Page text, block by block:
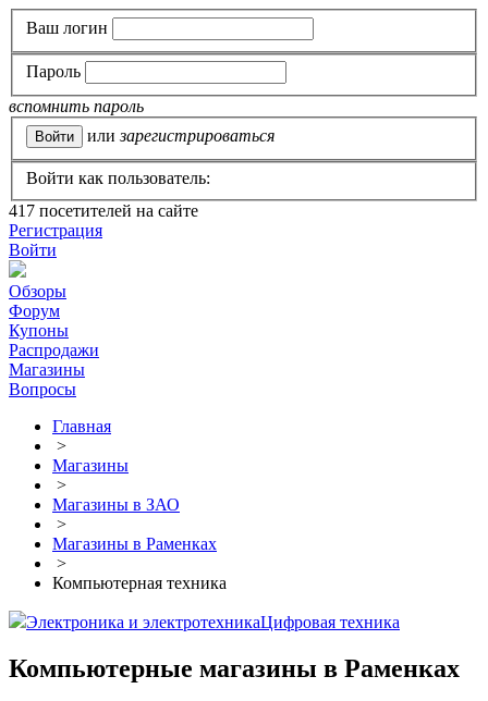
Ваш логин
Пароль
вспомнить пароль
или зарегистрироваться
Войти как пользователь:
417 посетителей на сайте
Регистрация
Войти
Обзоры
Форум
Купоны
Распродажи
Магазины
Вопросы
Главная
>
Магазины
>
Магазины в ЗАО
>
Магазины в Раменках
>
Компьютерная техника
Электроника и электротехникаЦифровая техника
Компьютерные магазины в Раменках